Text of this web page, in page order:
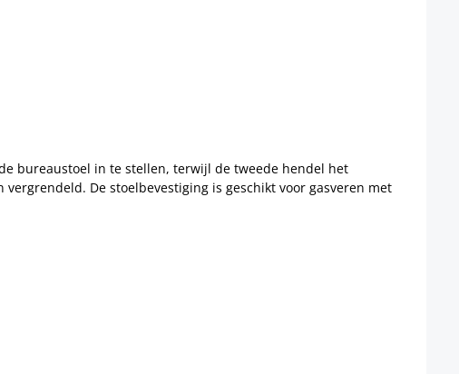
bureaustoel in te stellen, terwijl de tweede hendel het
De stoelbevestiging is geschikt voor gasveren met